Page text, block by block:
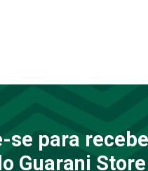
se para
Guarani Store